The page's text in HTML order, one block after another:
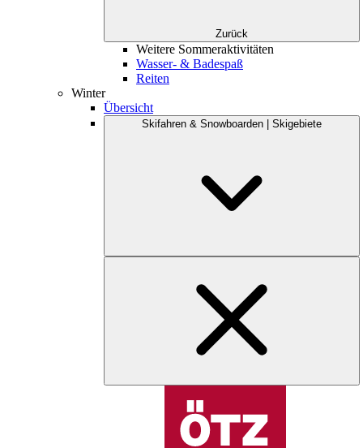
Zurück
Weitere Sommeraktivitäten
Wasser- & Badespaß
Reiten
Winter
Übersicht
Skifahren & Snowboarden | Skigebiete